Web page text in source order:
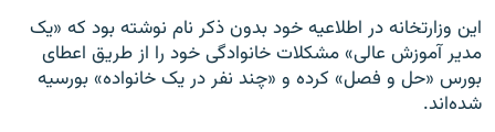
این وزارتخانه در اطلاعیه خود بدون ذکر نام نوشته بود که «یک
مدیر آموزش عالی» مشکلات خانوادگی خود را از طریق اعطای
بورس «حل و فصل» کرده و «چند نفر در یک خانواده» بورسیه
شده‌اند.